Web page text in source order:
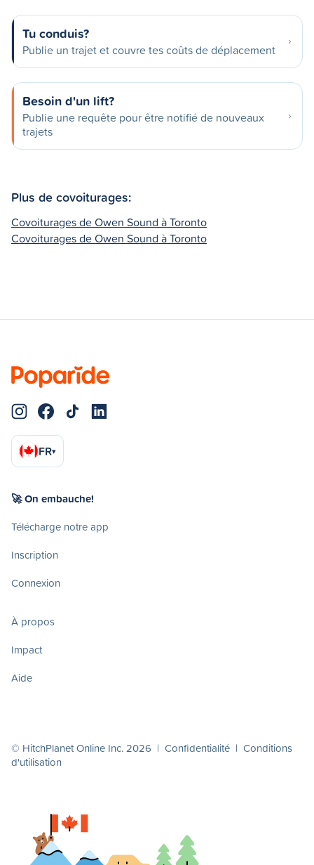
Tu conduis?
Publie un trajet et couvre tes coûts de déplacement
Besoin d'un lift?
Publie une requête pour être notifié de nouveaux
trajets
Plus de covoiturages:
Covoiturages de Owen Sound à Toronto
Covoiturages de Owen Sound à Toronto
FR▾
🚀 On embauche!
Télécharge notre app
Inscription
Connexion
À propos
Impact
Aide
© HitchPlanet Online Inc. 2026 | Confidentialité | Conditions
d'utilisation